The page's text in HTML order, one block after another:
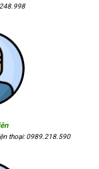
thoại: 0989.218.590